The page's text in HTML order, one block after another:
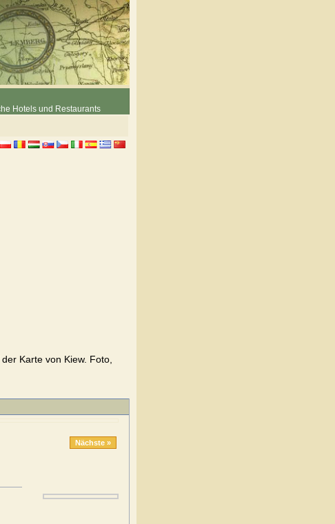
Hotels und Restaurants
Karte von Kiew. Foto,
Nächste »